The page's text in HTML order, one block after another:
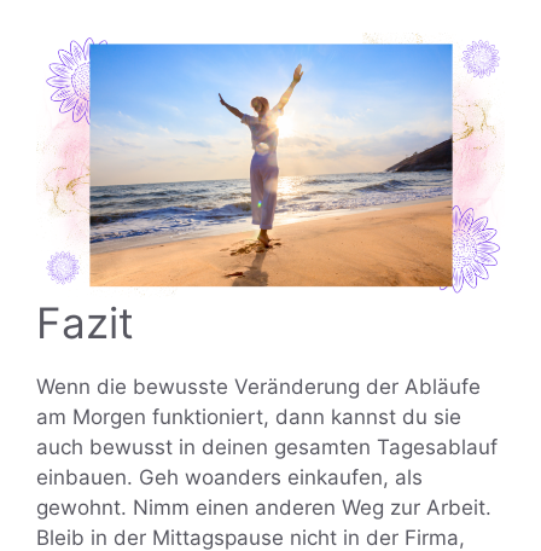
Fazit
Wenn die bewusste Veränderung der Abläufe
am Morgen funktioniert, dann kannst du sie
auch bewusst in deinen gesamten Tagesablauf
einbauen. Geh woanders einkaufen, als
gewohnt. Nimm einen anderen Weg zur Arbeit.
Bleib in der Mittagspause nicht in der Firma,